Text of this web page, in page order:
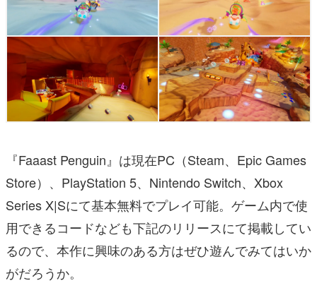
『Faaast Penguin』は現在PC（Steam、Epic Games
Store）、PlayStation 5、Nintendo Switch、Xbox
Series X|Sにて基本無料でプレイ可能。ゲーム内で使
用できるコードなども下記のリリースにて掲載してい
るので、本作に興味のある方はぜひ遊んでみてはいか
がだろうか。